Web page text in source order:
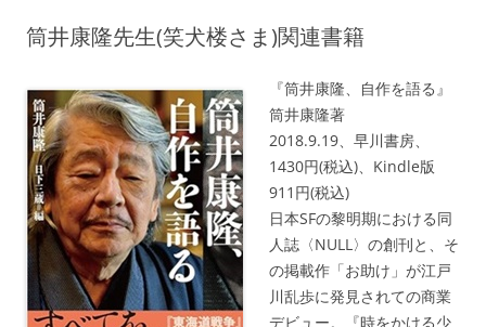
筒井康隆先生(笑犬楼さま)関連書籍
『筒井康隆、自作を語る』
筒井康隆著
2018.9.19、早川書房、
1430円(税込)、Kindle版
911円(税込)
日本SFの黎明期における同
人誌〈NULL〉の創刊と、そ
の掲載作「お助け」が江戸
川乱歩に発見されての商業
デビュー。『時をかける少